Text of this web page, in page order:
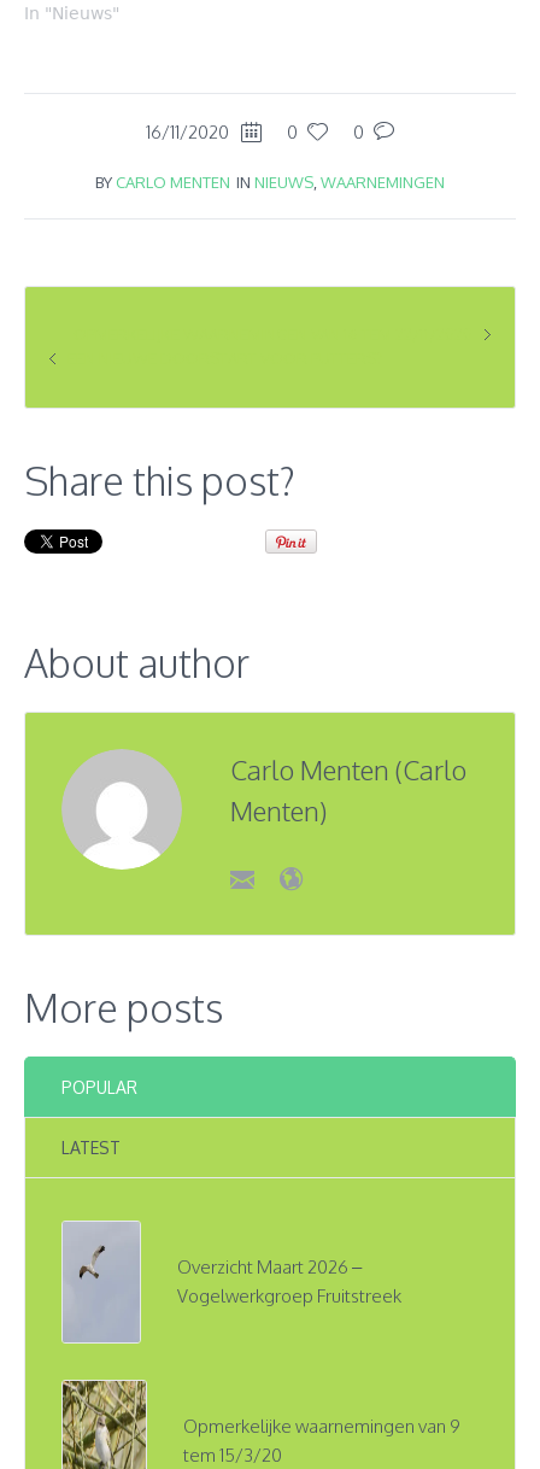
In "Nieuws"
16/11/2020 0 0
BY CARLO MENTEN IN NIEUWS WAARNEMINGEN
Share this post?
About author
Carlo Menten (Carlo
Menten)
More posts
POPULAR
LATEST
Overzicht Maart 2026 –
Vogelwerkgroep Fruitstreek
Opmerkelijke waarnemingen van 9
tem 15/3/20